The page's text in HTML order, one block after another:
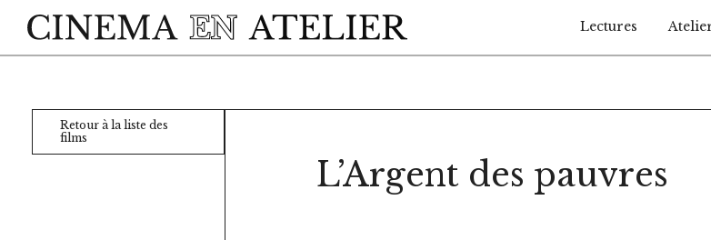
Lectures
Retour à la liste des
films
L’Argent des pauvres